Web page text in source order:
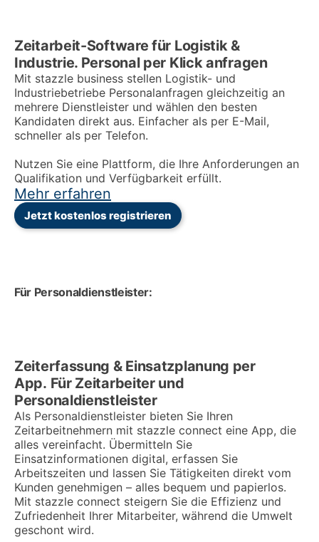
Zeitarbeit-Software für Logistik &
Industrie. Personal per Klick anfragen
Mit stazzle business stellen Logistik- und
Industriebetriebe Personalanfragen gleichzeitig an
mehrere Dienstleister und wählen den besten
Kandidaten direkt aus. Einfacher als per E-Mail,
schneller als per Telefon.
Nutzen Sie eine Plattform, die Ihre Anforderungen an
Qualifikation und Verfügbarkeit erfüllt.
Mehr erfahren
Jetzt kostenlos registrieren
Für Personaldienstleister:
Zeiterfassung & Einsatzplanung per
App. Für Zeitarbeiter und
Personaldienstleister
Als Personaldienstleister bieten Sie Ihren
Zeitarbeitnehmern mit stazzle connect eine App, die
alles vereinfacht. Übermitteln Sie
Einsatzinformationen digital, erfassen Sie
Arbeitszeiten und lassen Sie Tätigkeiten direkt vom
Kunden genehmigen – alles bequem und papierlos.
Mit stazzle connect steigern Sie die Effizienz und
Zufriedenheit Ihrer Mitarbeiter, während die Umwelt
geschont wird.